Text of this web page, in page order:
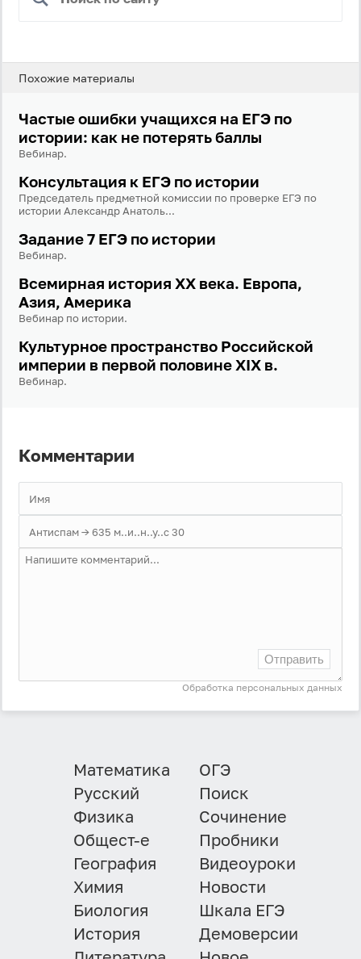
Логин
Пароль
Антиспам:
Забыли пароль?
данныхна условиях и для целей, определённых в
политике в отношении обработки персональных
данных, а также принимаюПользовательское
соглашение
Войти через Вконтакте
Войти через Яндекс
Похожие материалы
Частые ошибки учащихся на ЕГЭ по
истории: как не потерять баллы
Вебинар.
Консультация к ЕГЭ по истории
Председатель предметной комиссии по проверке ЕГЭ по
истории Александр Анатоль...
Задание 7 ЕГЭ по истории
Вебинар.
Всемирная история XX века. Европа,
Азия, Америка
Вебинар по истории.
Культурное пространство Российской
империи в первой половине XIX в.
Вебинар.
Комментарии
Отправить
Обработка персональных данных
Математика
Русский
Физика
Общест-е
География
Химия
Биология
История
ОГЭ
Поиск
Сочинение
Пробники
Видеоуроки
Новости
Шкала ЕГЭ
Демоверсии